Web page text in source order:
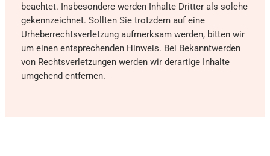
beachtet. Insbesondere werden Inhalte Dritter als solche
gekennzeichnet. Sollten Sie trotzdem auf eine
Urheberrechtsverletzung aufmerksam werden, bitten wir
um einen entsprechenden Hinweis. Bei Bekanntwerden
von Rechtsverletzungen werden wir derartige Inhalte
umgehend entfernen.